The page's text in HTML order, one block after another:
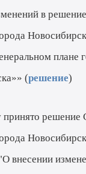
в
плане
(решение)
решение
внесении